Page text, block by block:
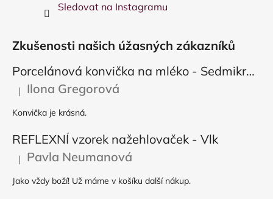
Sledovat na Instagramu
Zkušenosti našich úžasných zákazníků
Porcelánová konvička na mléko - Sedmikráska
Hodnocení produktu je 5 z 5 hvězdiček.
| Ilona Gregorová
Konvička je krásná.
REFLEXNÍ vzorek nažehlovaček - Vlk
Hodnocení produktu je 5 z 5 hvězdiček.
| Pavla Neumanová
Jako vždy boží! Už máme v košíku další nákup.